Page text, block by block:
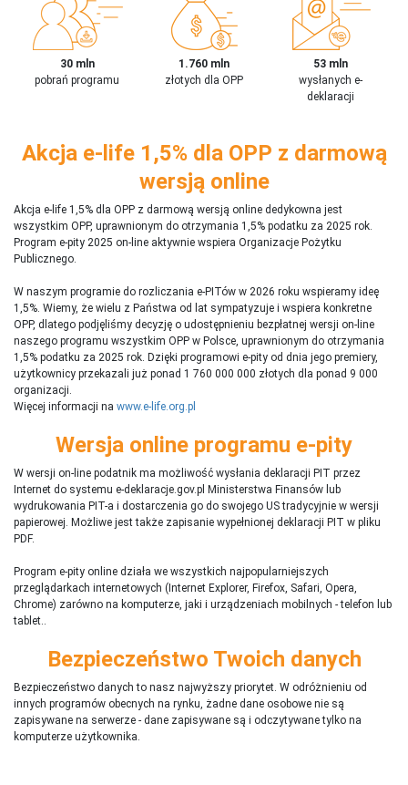
30 mln
pobrań programu
1.760 mln
złotych dla OPP
53 mln
wysłanych e-
deklaracji
Akcja e-life 1,5% dla OPP z darmową
wersją online
Akcja e-life 1,5% dla OPP z darmową wersją online dedykowna jest
wszystkim OPP, uprawnionym do otrzymania 1,5% podatku za 2025 rok.
Program e-pity 2025 on-line aktywnie wspiera Organizacje Pożytku
Publicznego.
W naszym programie do rozliczania e-PITów w 2026 roku wspieramy ideę
1,5%. Wiemy, że wielu z Państwa od lat sympatyzuje i wspiera konkretne
OPP, dlatego podjęliśmy decyzję o udostępnieniu bezpłatnej wersji on-line
naszego programu wszystkim OPP w Polsce, uprawnionym do otrzymania
1,5% podatku za 2025 rok. Dzięki programowi e-pity od dnia jego premiery,
użytkownicy przekazali już ponad 1 760 000 000 złotych dla ponad 9 000
organizacji.
Więcej informacji na www.e-life.org.pl
Wersja online programu e-pity
W wersji on-line podatnik ma możliwość wysłania deklaracji PIT przez
Internet do systemu e-deklaracje.gov.pl Ministerstwa Finansów lub
wydrukowania PIT-a i dostarczenia go do swojego US tradycyjnie w wersji
papierowej. Możliwe jest także zapisanie wypełnionej deklaracji PIT w pliku
PDF.
Program e-pity online działa we wszystkich najpopularniejszych
przeglądarkach internetowych (Internet Explorer, Firefox, Safari, Opera,
Chrome) zarówno na komputerze, jaki i urządzeniach mobilnych - telefon lub
tablet..
Bezpieczeństwo Twoich danych
Bezpieczeństwo danych to nasz najwyższy priorytet. W odróżnieniu od
innych programów obecnych na rynku, żadne dane osobowe nie są
zapisywane na serwerze - dane zapisywane są i odczytywane tylko na
komputerze użytkownika.